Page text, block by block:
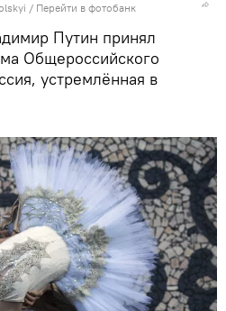
/ Перейти в фотобанк
Путин принял
Общероссийского
устремлённая в